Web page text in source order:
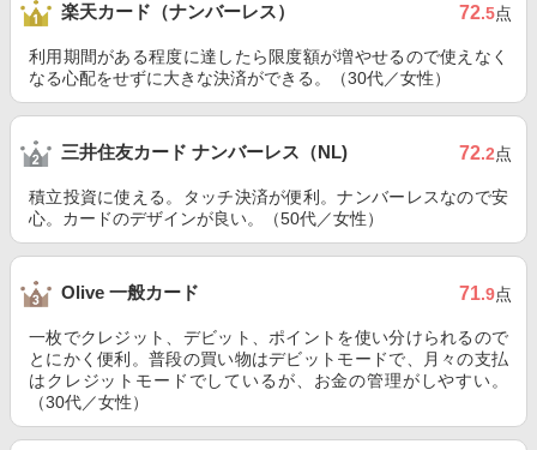
楽天カード（ナンバーレス） 72.5点
利用期間がある程度に達したら限度額が増やせるので使えなく
なる心配をせずに大きな決済ができる。（30代／女性）
三井住友カード ナンバーレス（NL) 72.2点
積立投資に使える。タッチ決済が便利。ナンバーレスなので安
心。カードのデザインが良い。（50代／女性）
Olive 一般カード 71.9点
一枚でクレジット、デビット、ポイントを使い分けられるので
とにかく便利。普段の買い物はデビットモードで、月々の支払
はクレジットモードでしているが、お金の管理がしやすい。
（30代／女性）